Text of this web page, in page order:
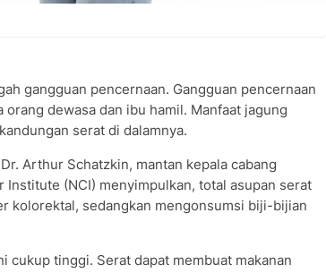
gangguan pencernaan. Gangguan pencernaan
dewasa dan ibu hamil. Manfaat jagung
serat di dalamnya.
Arthur Schatzkin, mantan kepala cabang
(NCI) menyimpulkan, total asupan serat
kolorektal, sedangkan mengonsumsi biji-bijian
cukup tinggi. Serat dapat membuat makanan